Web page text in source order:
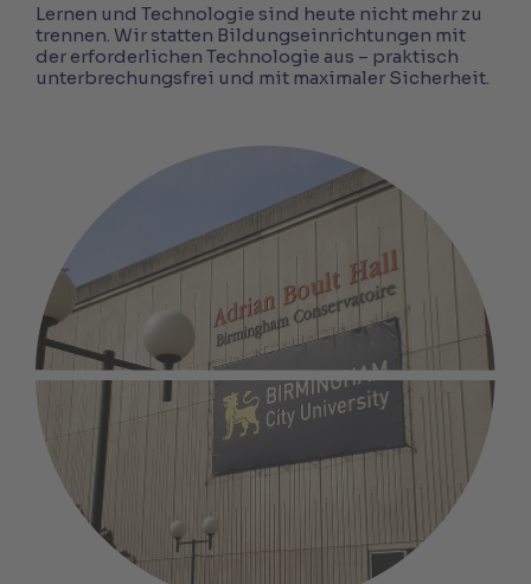
Lernen und Technologie sind heute nicht mehr zu
trennen. Wir statten Bildungseinrichtungen mit
der erforderlichen Technologie aus – praktisch
unterbrechungsfrei und mit maximaler Sicherheit.
Pretty office lady is using tablet in financial
district area in Central, Hong Kong.